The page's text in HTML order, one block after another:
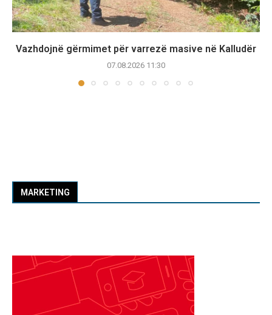
Vazhdojnë gërmimet për varrezë masive në Kalludër
07.08.2026 11:30
MARKETING